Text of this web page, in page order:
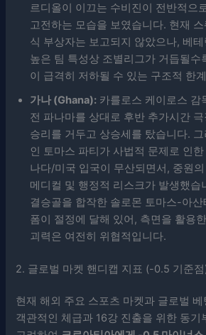
르디올이 이끄는 수비진이 전반적으
고전하는 모습을 보였습니다. 현재
식 부상자는 보고되지 않았으나, 베
높은 팀 특성상 조별리그가 거듭될수
이 급격히 저하될 수 있는 구조적 한
가나 (Ghana): 카를로스 케이로스 감
전 파나마를 상대로 후반 추가시간
승리를 거두고 상승세를 탔습니다.
인 토마스 파티가 사법적 문제로 인
나다/미국 입국이 무산되면서, 중원
메디컬 및 행정적 리스크가 발생했습
결승골을 합작한 솔로몬 토마스-아
폼이 절정에 달해 있어, 측면을 활용
괴력은 여전히 위협적입니다.
2. 글로벌 마켓 핸디캡 지표 (-0.5 기준점
현재 해외 주요 스포츠 마켓과 글로벌 베
객관적인 체급과 16강 진출을 위한 동기